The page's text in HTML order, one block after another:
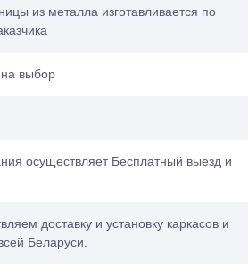
из металла изготавливается по
выбор
осуществляет Бесплатный выезд и
доставку и установку каркасов и
Беларуси.